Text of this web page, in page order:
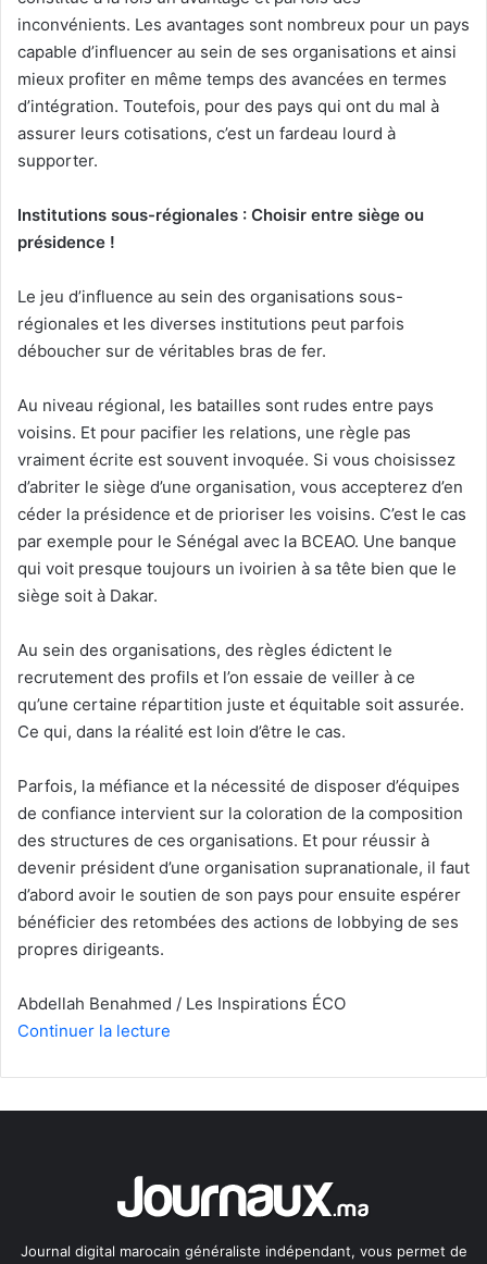
inconvénients. Les avantages sont nombreux pour un pays
capable d’influencer au sein de ses organisations et ainsi
mieux profiter en même temps des avancées en termes
d’intégration. Toutefois, pour des pays qui ont du mal à
assurer leurs cotisations, c’est un fardeau lourd à
supporter.
Institutions sous-régionales : Choisir entre siège ou
présidence !
Le jeu d’influence au sein des organisations sous-
régionales et les diverses institutions peut parfois
déboucher sur de véritables bras de fer.
Au niveau régional, les batailles sont rudes entre pays
voisins. Et pour pacifier les relations, une règle pas
vraiment écrite est souvent invoquée. Si vous choisissez
d’abriter le siège d’une organisation, vous accepterez d’en
céder la présidence et de prioriser les voisins. C’est le cas
par exemple pour le Sénégal avec la BCEAO. Une banque
qui voit presque toujours un ivoirien à sa tête bien que le
siège soit à Dakar.
Au sein des organisations, des règles édictent le
recrutement des profils et l’on essaie de veiller à ce
qu’une certaine répartition juste et équitable soit assurée.
Ce qui, dans la réalité est loin d’être le cas.
Parfois, la méfiance et la nécessité de disposer d’équipes
de confiance intervient sur la coloration de la composition
des structures de ces organisations. Et pour réussir à
devenir président d’une organisation supranationale, il faut
d’abord avoir le soutien de son pays pour ensuite espérer
bénéficier des retombées des actions de lobbying de ses
propres dirigeants.
Abdellah Benahmed / Les Inspirations ÉCO
Continuer la lecture
Journal digital marocain généraliste indépendant, vous permet de